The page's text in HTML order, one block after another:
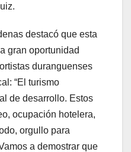
destacó que esta
gran oportunidad
duranguenses
“El turismo
de desarrollo. Estos
ocupación hotelera,
orgullo para
a demostrar que